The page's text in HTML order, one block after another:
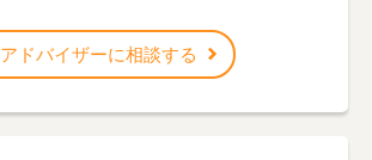
アドバイザーに相談する